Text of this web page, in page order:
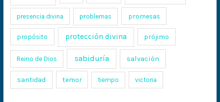
presencia divina problemas promesas
propósito protección divina prójimo
Reino de Dios sabiduría salvación
santidad temor tiempo victoria